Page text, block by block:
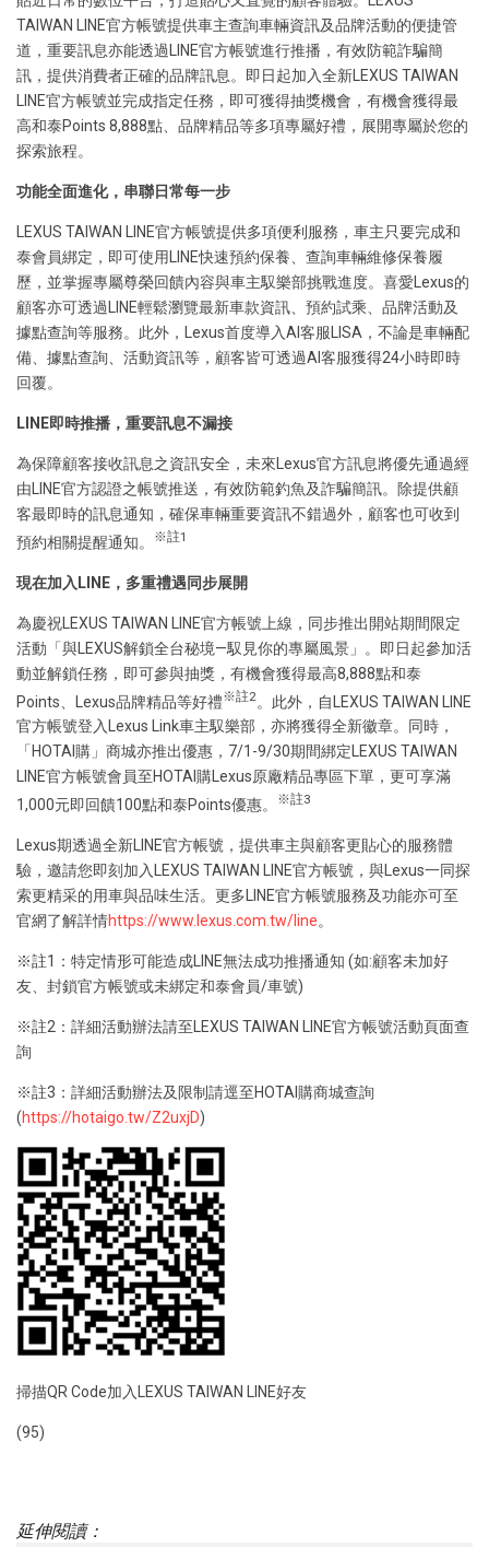
TAIWAN LINE官方帳號提供車主查詢車輛資訊及品牌活動的便捷管
道，重要訊息亦能透過LINE官方帳號進行推播，有效防範詐騙簡
訊，提供消費者正確的品牌訊息。即日起加入全新LEXUS TAIWAN
LINE官方帳號並完成指定任務，即可獲得抽獎機會，有機會獲得最
高和泰Points 8,888點、品牌精品等多項專屬好禮，展開專屬於您的
探索旅程。
功能全面進化，串聯日常每一步
LEXUS TAIWAN LINE官方帳號提供多項便利服務，車主只要完成和
泰會員綁定，即可使用LINE快速預約保養、查詢車輛維修保養履
歷，並掌握專屬尊榮回饋內容與車主馭樂部挑戰進度。喜愛Lexus的
顧客亦可透過LINE輕鬆瀏覽最新車款資訊、預約試乘、品牌活動及
據點查詢等服務。此外，Lexus首度導入AI客服LISA，不論是車輛配
備、據點查詢、活動資訊等，顧客皆可透過AI客服獲得24小時即時
回覆。
LINE即時推播，重要訊息不漏接
為保障顧客接收訊息之資訊安全，未來Lexus官方訊息將優先通過經
由LINE官方認證之帳號推送，有效防範釣魚及詐騙簡訊。除提供顧
客最即時的訊息通知，確保車輛重要資訊不錯過外，顧客也可收到
預約相關提醒通知。
※註1
現在加入LINE，多重禮遇同步展開
為慶祝LEXUS TAIWAN LINE官方帳號上線，同步推出開站期間限定
活動「與LEXUS解鎖全台秘境—馭見你的專屬風景」。即日起參加活
動並解鎖任務，即可參與抽獎，有機會獲得最高8,888點和泰
Points、Lexus品牌精品等好禮※註2 。此外，自LEXUS TAIWAN LINE
官方帳號登入Lexus Link車主馭樂部，亦將獲得全新徽章。同時，
「HOTAI購」商城亦推出優惠，7/1-9/30期間綁定LEXUS TAIWAN
LINE官方帳號會員至HOTAI購Lexus原廠精品專區下單，更可享滿
1,000元即回饋100點和泰Points優惠。
※註3
Lexus期透過全新LINE官方帳號，提供車主與顧客更貼心的服務體
驗，邀請您即刻加入LEXUS TAIWAN LINE官方帳號，與Lexus一同探
索更精采的用車與品味生活。更多LINE官方帳號服務及功能亦可至
官網了解詳情https://www.lexus.com.tw/line。
※註1：特定情形可能造成LINE無法成功推播通知 (如:顧客未加好
友、封鎖官方帳號或未綁定和泰會員/車號)
※註2：詳細活動辦法請至LEXUS TAIWAN LINE官方帳號活動頁面查
詢
※註3：詳細活動辦法及限制請逕至HOTAI購商城查詢
(https://hotaigo.tw/Z2uxjD)
掃描QR Code加入LEXUS TAIWAN LINE好友
(95)
延伸閱讀：